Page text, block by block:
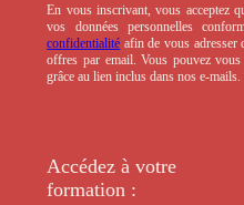
En vous inscrivant, vous acceptez
vos données personnelles
confidentialité afin de vous adresser
offres par email. Vous pouvez
grâce au lien inclus dans nos e-mails.
Accédez à votre
formation :